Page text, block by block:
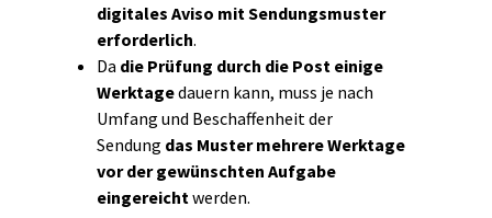
digitales Aviso mit Sendungsmuster
erforderlich.
Da die Prüfung durch die Post einige
Werktagedauern kann, muss je nach
Umfang und Beschaffenheit der
Sendung das Muster mehrere Werktage
vor der gewünschten Aufgabe
eingereichtwerden.